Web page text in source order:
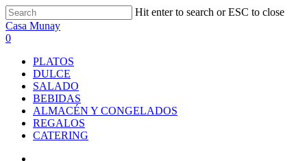
Skip
to
main
Hit enter to search or ESC to close
Close
Search
Casa Munay
search
0
PLATOS
DULCE
SALADO
BEBIDAS
ALMACÉN Y CONGELADOS
REGALOS
CATERING